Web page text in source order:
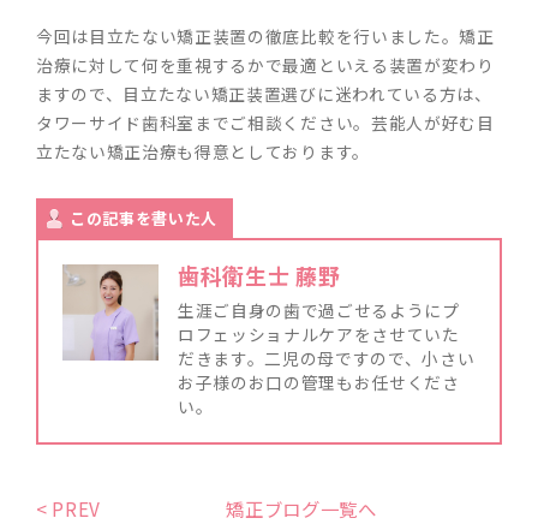
今回は目立たない矯正装置の徹底比較を行いました。矯正
治療に対して何を重視するかで最適といえる装置が変わり
ますので、目立たない矯正装置選びに迷われている方は、
タワーサイド歯科室までご相談ください。芸能人が好む目
立たない矯正治療も得意としております。
この記事を書いた人
歯科衛生士 藤野
生涯ご自身の歯で過ごせるようにプ
ロフェッショナルケアをさせていた
だきます。二児の母ですので、小さい
お子様のお口の管理もお任せくださ
い。
< PREV 矯正ブログ一覧へ